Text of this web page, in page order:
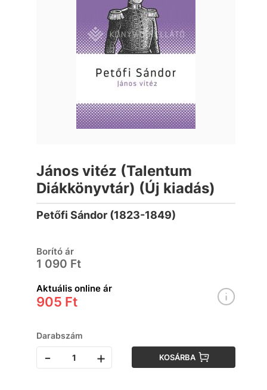
János vitéz (Talentum
Diákkönyvtár) (Új kiadás)
Petőfi Sándor (1823-1849)
Borító ár
1 090 Ft
Aktuális online ár
905 Ft
Darabszám
- + KOSÁRBA